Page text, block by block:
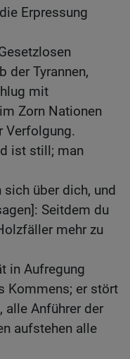
Erpressung
der Tyrannen,
mit
Zorn Nationen
Verfolgung.
ist still; man
über dich, und
Seitdem du
mehr zu
in Aufregung
Kommens; er stört
alle Anführer der
aufstehen alle